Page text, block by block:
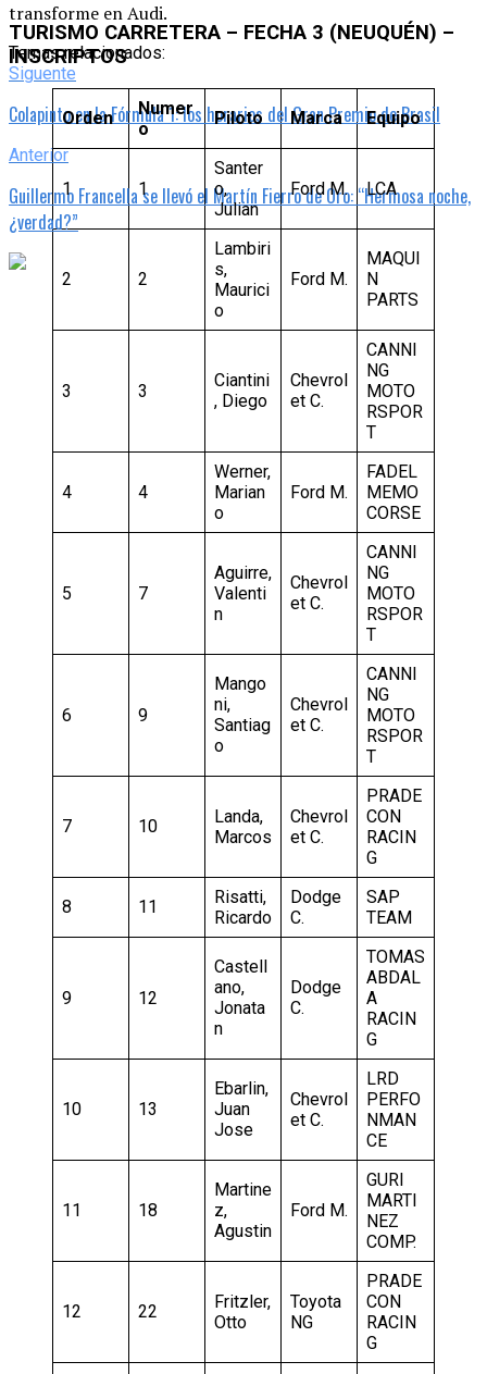
transforme en Audi.
Temas relacionados:
Siguente
Colapinto en la Fórmula 1: los horarios del Gran Premio de Brasil
Anterior
Guillermo Francella se llevó el Martín Fierro de Oro: “Hermosa noche,
¿verdad?”
TURISMO CARRETERA – FECHA 3 (NEUQUÉN) –
INSCRIPTOS
Orden
Numer
o
Piloto Marca Equipo
1 1
Santer
o,
Julian
Ford M. LCA
2 2
Lambiri
s,
Maurici
o
Ford M.
MAQUI
N
PARTS
3 3
Ciantini
, Diego
Chevrol
et C.
CANNI
NG
MOTO
RSPOR
T
4 4
Werner,
Marian
o
Ford M.
FADEL
MEMO
CORSE
5 7
Aguirre,
Valenti
n
Chevrol
et C.
CANNI
NG
MOTO
RSPOR
T
6 9
Mango
ni,
Santiag
o
Chevrol
et C.
CANNI
NG
MOTO
RSPOR
T
7 10
Landa,
Marcos
Chevrol
et C.
PRADE
CON
RACIN
G
8 11
Risatti,
Ricardo
Dodge
C.
SAP
TEAM
9 12
Castell
ano,
Jonata
n
Dodge
C.
TOMAS
ABDAL
A
RACIN
G
10 13
Ebarlin,
Juan
Jose
Chevrol
et C.
LRD
PERFO
NMAN
CE
11 18
Martine
z,
Agustin
Ford M.
GURI
MARTI
NEZ
COMP.
12 22
Fritzler,
Otto
Toyota
NG
PRADE
CON
RACIN
G